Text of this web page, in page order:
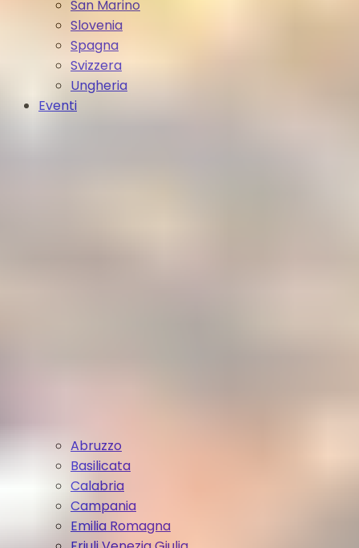
San Marino
Slovenia
Spagna
Svizzera
Ungheria
Eventi
Abruzzo
Basilicata
Calabria
Campania
Emilia Romagna